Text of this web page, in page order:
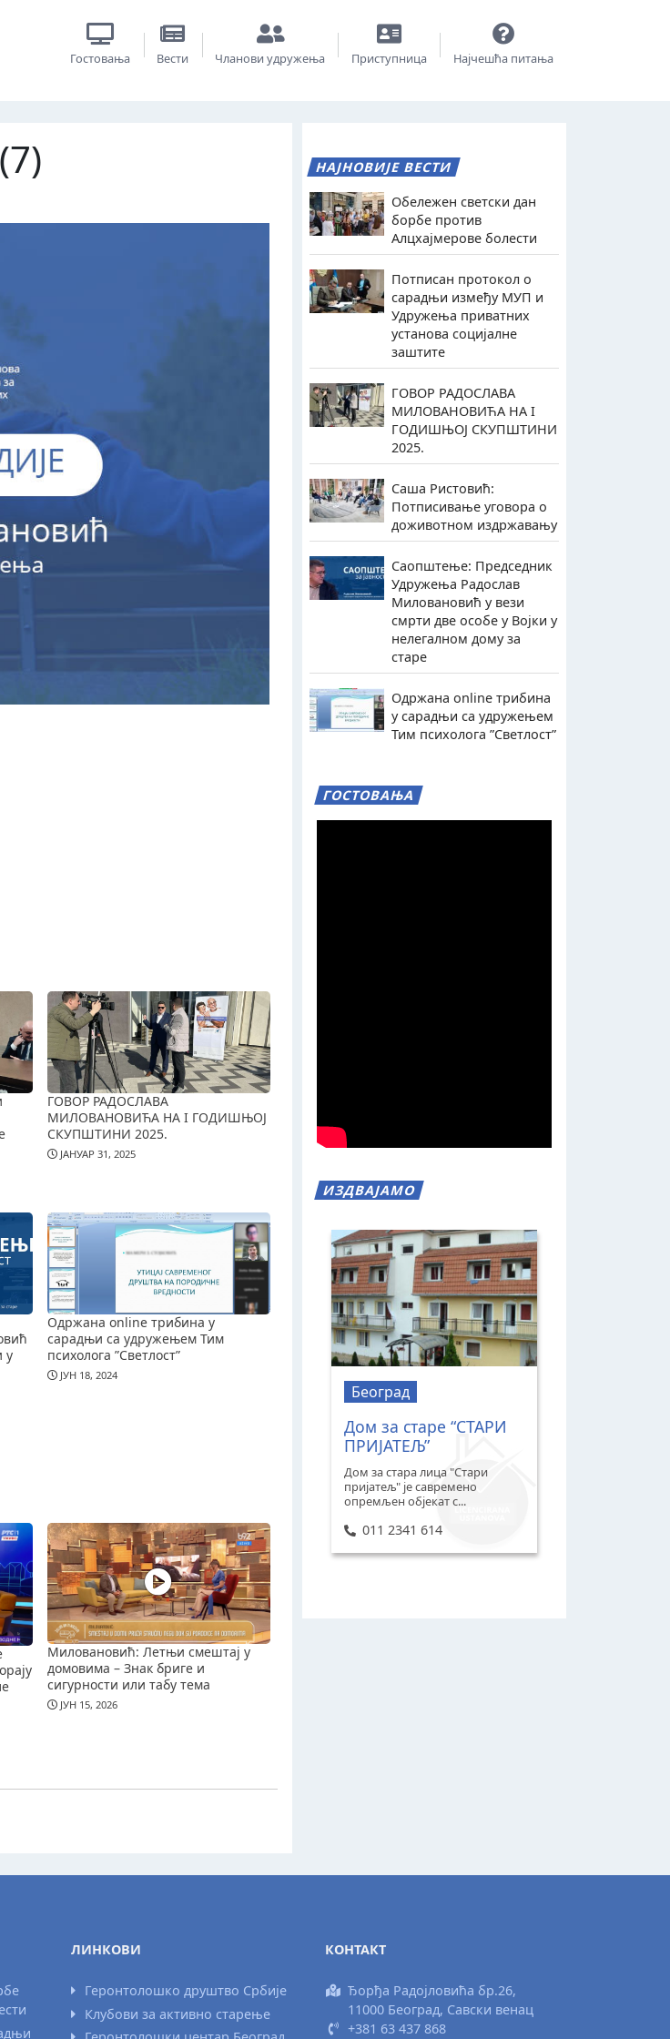
Гостовања Вести Чланови удружења Приступница Најчешћа питања
ГОВОР РАДОСЛАВА
МИЛОВАНОВИЋА НА I ГОДИШЊОЈ
СКУПШТИНИ 2025.
ЈАНУАР 31, 2025
у
Одржана online трибина у
сарадњи са удружењем Тим
психолога ”Светлост”
ЈУН 18, 2024
Миловановић: Летњи смештај у
домовима – Знак бриге и
сигурности или табу тема
ЈУН 15, 2026
НАЈНОВИЈЕ ВЕСТИ
Обележен светски дан
борбе против
Алцхајмерове болести
Потписан протокол о
сарадњи између МУП и
Удружења приватних
установа социјалне
заштите
ГОВОР РАДОСЛАВА
МИЛОВАНОВИЋА НА I
ГОДИШЊОЈ СКУПШТИНИ
2025.
Саша Ристовић:
Потписивање уговора о
доживотном издржавању
Саопштење: Председник
Удружења Радослав
Миловановић у вези
смрти две особе у Војки у
нелегалном дому за
старе
Одржана online трибина
у сарадњи са удружењем
Тим психолога ”Светлост”
ГОСТОВАЊА
ИЗДВАЈАМО
Београд
Дом за старе “СТАРИ
ПРИЈАТЕЉ”
Дом за стара лица "Стари
пријатељ" је савремено
опремљен објекат с...
011 2341 614
ЛИНКОВИ
Геронтолошко друштво Србије
Клубови за активно старење
КОНТАКТ
Ђорђа Радојловића бр.26,
11000 Београд, Савски венац
+381 63 437 868